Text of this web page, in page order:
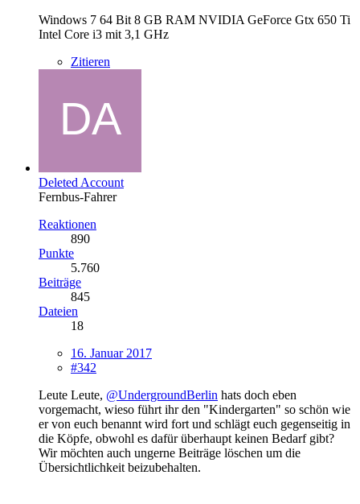
Windows 7 64 Bit 8 GB RAM NVIDIA GeForce Gtx 650 Ti
Intel Core i3 mit 3,1 GHz
Zitieren
Deleted Account
Fernbus-Fahrer
Reaktionen
890
Punkte
5.760
Beiträge
845
Dateien
18
16. Januar 2017
#342
Leute Leute, @UndergroundBerlin hats doch eben
vorgemacht, wieso führt ihr den "Kindergarten" so schön wie
er von euch benannt wird fort und schlägt euch gegenseitig in
die Köpfe, obwohl es dafür überhaupt keinen Bedarf gibt?
Wir möchten auch ungerne Beiträge löschen um die
Übersichtlichkeit beizubehalten.